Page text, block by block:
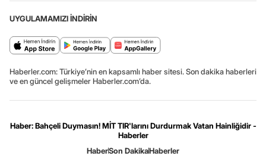
UYGULAMAMIZI İNDİRİN
Haberler.com: Türkiye’nin en kapsamlı haber sitesi. Son dakika haberleri
ve en güncel gelişmeler Haberler.com’da.
Haber: Bahçeli Duymasın! MİT TIR'larını Durdurmak Vatan Hainliğidir -
Haberler
HaberSon DakikaHaberler